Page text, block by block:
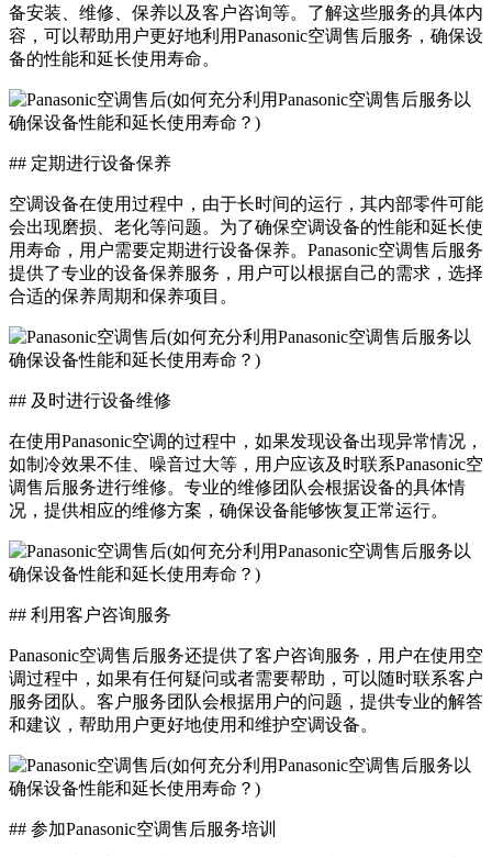
备安装、维修、保养以及客户咨询等。了解这些服务的具体内
容，可以帮助用户更好地利用Panasonic空调售后服务，确保设
备的性能和延长使用寿命。
## 定期进行设备保养
空调设备在使用过程中，由于长时间的运行，其内部零件可能
会出现磨损、老化等问题。为了确保空调设备的性能和延长使
用寿命，用户需要定期进行设备保养。Panasonic空调售后服务
提供了专业的设备保养服务，用户可以根据自己的需求，选择
合适的保养周期和保养项目。
## 及时进行设备维修
在使用Panasonic空调的过程中，如果发现设备出现异常情况，
如制冷效果不佳、噪音过大等，用户应该及时联系Panasonic空
调售后服务进行维修。专业的维修团队会根据设备的具体情
况，提供相应的维修方案，确保设备能够恢复正常运行。
## 利用客户咨询服务
Panasonic空调售后服务还提供了客户咨询服务，用户在使用空
调过程中，如果有任何疑问或者需要帮助，可以随时联系客户
服务团队。客户服务团队会根据用户的问题，提供专业的解答
和建议，帮助用户更好地使用和维护空调设备。
## 参加Panasonic空调售后服务培训